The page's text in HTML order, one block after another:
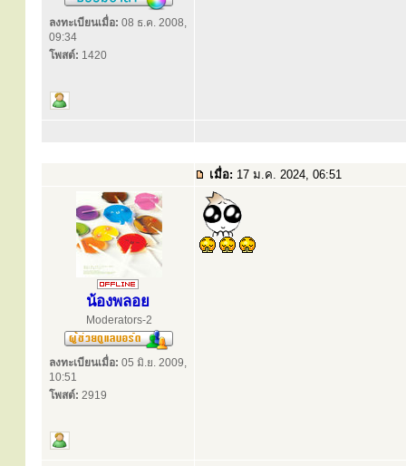
ลงทะเบียนเมื่อ: 08 ธ.ค. 2008,
09:34
โพสต์: 1420
เมื่อ: 17 ม.ค. 2024, 06:51
น้องพลอย
Moderators-2
ลงทะเบียนเมื่อ: 05 มิ.ย. 2009,
10:51
โพสต์: 2919